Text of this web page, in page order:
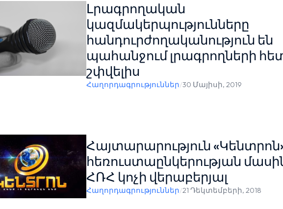
Լրագրողական
կազմակերպությունները
հանդուրժողականություն են
պահանջում լրագրողների
շփվելիս
Հաղորդագրություններ/30 Մայիսի, 2019
Հայտարարություն
հեռուստաընկերության
ՀՌՀ կոչի վերաբերյալ
Հաղորդագրություններ/21 Դեկտեմբերի, 2018